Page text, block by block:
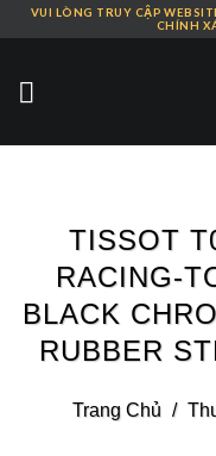
Skip
content
VUI LÒNG TRUY CẬP
CHÍNH
TISSOT
RACING-
BLACK
RUBBER
Trang Chủ /